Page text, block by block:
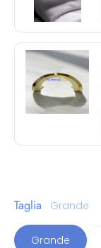
Taglia Grande
Grande